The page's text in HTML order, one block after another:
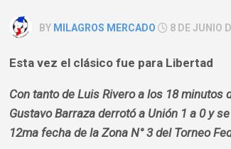
BY MILAGROS MERCADO 8 DE JUNIO
Esta vez el clásico fue para Libertad
Con tanto de Luis Rivero a los 18
Gustavo Barraza derrotó a Unión 1 a 0 y
12ma fecha de la Zona N° 3 del Torneo